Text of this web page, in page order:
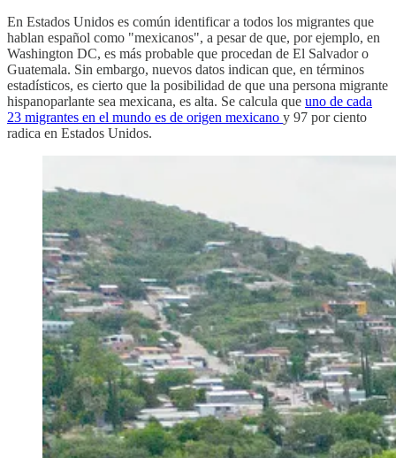
En Estados Unidos es común identificar a todos los migrantes que
hablan español como "mexicanos", a pesar de que, por ejemplo, en
Washington DC, es más probable que procedan de El Salvador o
Guatemala. Sin embargo, nuevos datos indican que, en términos
estadísticos, es cierto que la posibilidad de que una persona migrante
hispanoparlante sea mexicana, es alta. Se calcula que uno de cada
23 migrantes en el mundo es de origen mexicano y 97 por ciento
radica en Estados Unidos.